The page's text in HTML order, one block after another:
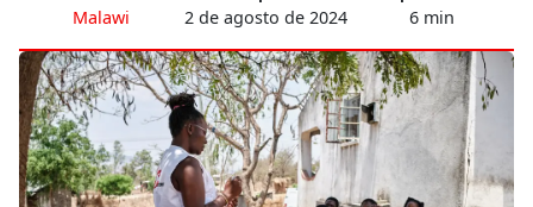
Malawi 2 de agosto de 2024 6 min